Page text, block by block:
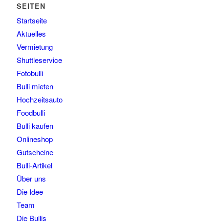
SEITEN
Startseite
Aktuelles
Vermietung
Shuttleservice
Fotobulli
Bulli mieten
Hochzeitsauto
Foodbulli
Bulli kaufen
Onlineshop
Gutscheine
Bulli-Artikel
Über uns
Die Idee
Team
Die Bullis